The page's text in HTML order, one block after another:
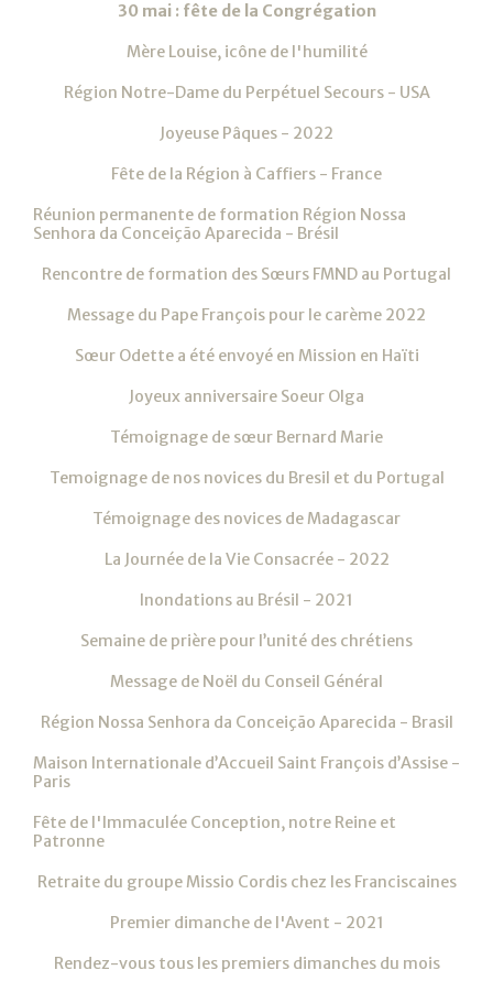
30 mai : fête de la Congrégation
Mère Louise, icône de l'humilité
Région Notre-Dame du Perpétuel Secours - USA
Joyeuse Pâques - 2022
Fête de la Région à Caffiers - France
Réunion permanente de formation Région Nossa
Senhora da Conceição Aparecida - Brésil
Rencontre de formation des Sœurs FMND au Portugal
Message du Pape François pour le carème 2022
Sœur Odette a été envoyé en Mission en Haïti
Joyeux anniversaire Soeur Olga
Témoignage de sœur Bernard Marie
Temoignage de nos novices du Bresil et du Portugal
Témoignage des novices de Madagascar
La Journée de la Vie Consacrée - 2022
Inondations au Brésil - 2021
Semaine de prière pour l’unité des chrétiens
Message de Noël du Conseil Général
Région Nossa Senhora da Conceição Aparecida - Brasil
Maison Internationale d’Accueil Saint François d’Assise -
Paris
Fête de l'Immaculée Conception, notre Reine et
Patronne
Retraite du groupe Missio Cordis chez les Franciscaines
Premier dimanche de l'Avent - 2021
Rendez-vous tous les premiers dimanches du mois